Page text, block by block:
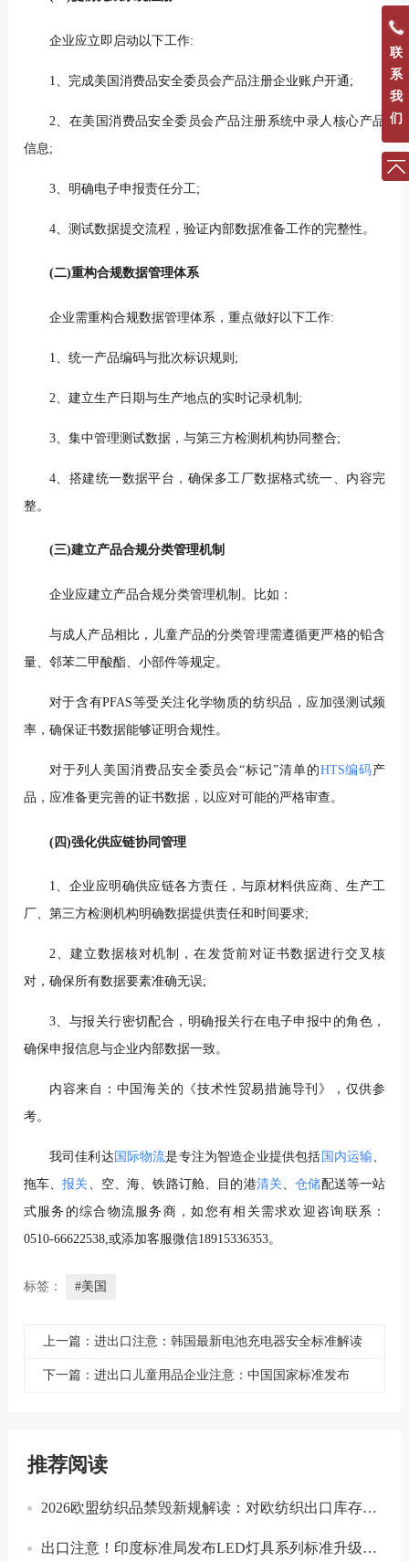
企业应立即启动以下工作:
1、完成美国消费品安全委员会产品注册企业账户开通;
2、在美国消费品安全委员会产品注册系统中录人核心产品
信息;
3、明确电子申报责任分工;
4、测试数据提交流程，验证内部数据准备工作的完整性。
(二)重构合规数据管理体系
企业需重构合规数据管理体系，重点做好以下工作:
1、统一产品编码与批次标识规则;
2、建立生产日期与生产地点的实时记录机制;
3、集中管理测试数据，与第三方检测机构协同整合;
4、搭建统一数据平台，确保多工厂数据格式统一、内容完
整。
(三)建立产品合规分类管理机制
企业应建立产品合规分类管理机制。比如：
与成人产品相比，儿童产品的分类管理需遵循更严格的铅含
量、邻苯二甲酸酯、小部件等规定。
对于含有PFAS等受关注化学物质的纺织品，应加强测试频
率，确保证书数据能够证明合规性。
对于列人美国消费品安全委员会“标记”清单的HTS编码产
品，应准备更完善的证书数据，以应对可能的严格审查。
(四)强化供应链协同管理
1、企业应明确供应链各方责任，与原材料供应商、生产工
厂、第三方检测机构明确数据提供责任和时间要求;
2、建立数据核对机制，在发货前对证书数据进行交叉核
对，确保所有数据要素准确无误;
3、与报关行密切配合，明确报关行在电子申报中的角色，
确保申报信息与企业内部数据一致。
内容来自：中国海关的《技术性贸易措施导刊》，仅供参
考。
我司佳利达国际物流是专注为智造企业提供包括 国内运输、
拖车、报关、空、海、铁路订舱、目的港清关、仓储配送等一站
式服务的综合物流服务商，如您有相关需求欢迎咨询联系：
0510-66622538,或添加客服微信18915336353。
标签： #美国
上一篇：进出口注意：韩国最新电池充电器安全标准解读
下一篇：进出口儿童用品企业注意：中国国家标准发布
推荐阅读
2026欧盟纺织品禁毁新规解读：对欧纺织出口库存合规与溯源指南
出口注意！印度标准局发布LED灯具系列标准升级实施指南
联
系
我
们